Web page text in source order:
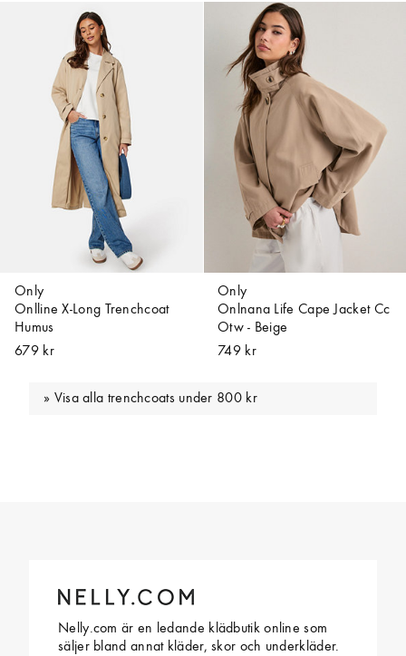
Only
Onlline X-Long Trenchcoat
Humus
679 kr
Only
Onlnana Life Cape Jacket Cc
Otw - Beige
749 kr
Visa alla trenchcoats under 800 kr
Nelly.com är en ledande klädbutik online som
säljer bland annat kläder, skor och underkläder.